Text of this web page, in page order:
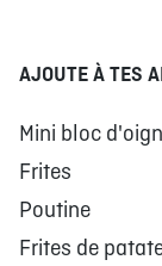
AJOUTE À TES
Mini bloc
Frites
Poutine
Frites de